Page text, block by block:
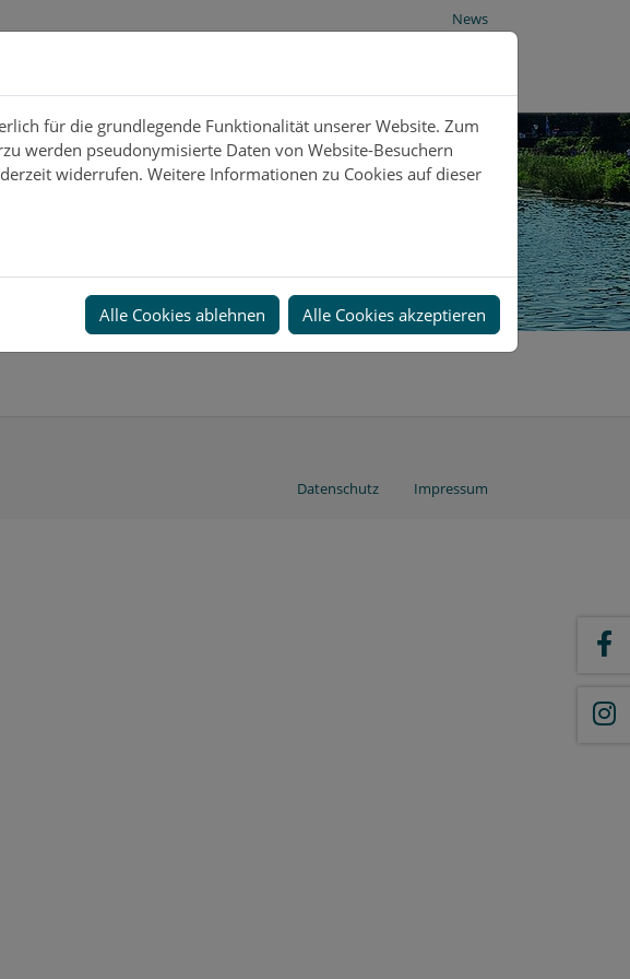
News
Datenschutz Impressum
für die grundlegende Funktionalität unserer Website. Zum
werden pseudonymisierte Daten von Website-Besuchern
widerrufen. Weitere Informationen zu Cookies auf dieser
Alle Cookies ablehnen Alle Cookies akzeptieren